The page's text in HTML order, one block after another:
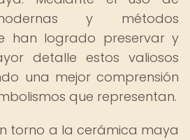
y métodos
han logrado preservar y
detalle estos valiosos
una mejor comprensión
que representan.
torno a la cerámica maya